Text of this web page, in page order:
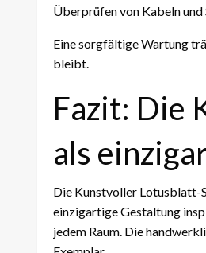
Überprüfen von Kabeln
Eine sorgfältige Wartung
bleibt.
Fazit: Die
als
Die Kunstvoller Lotusblatt-
einzigartige Gestaltung
jedem Raum. Die